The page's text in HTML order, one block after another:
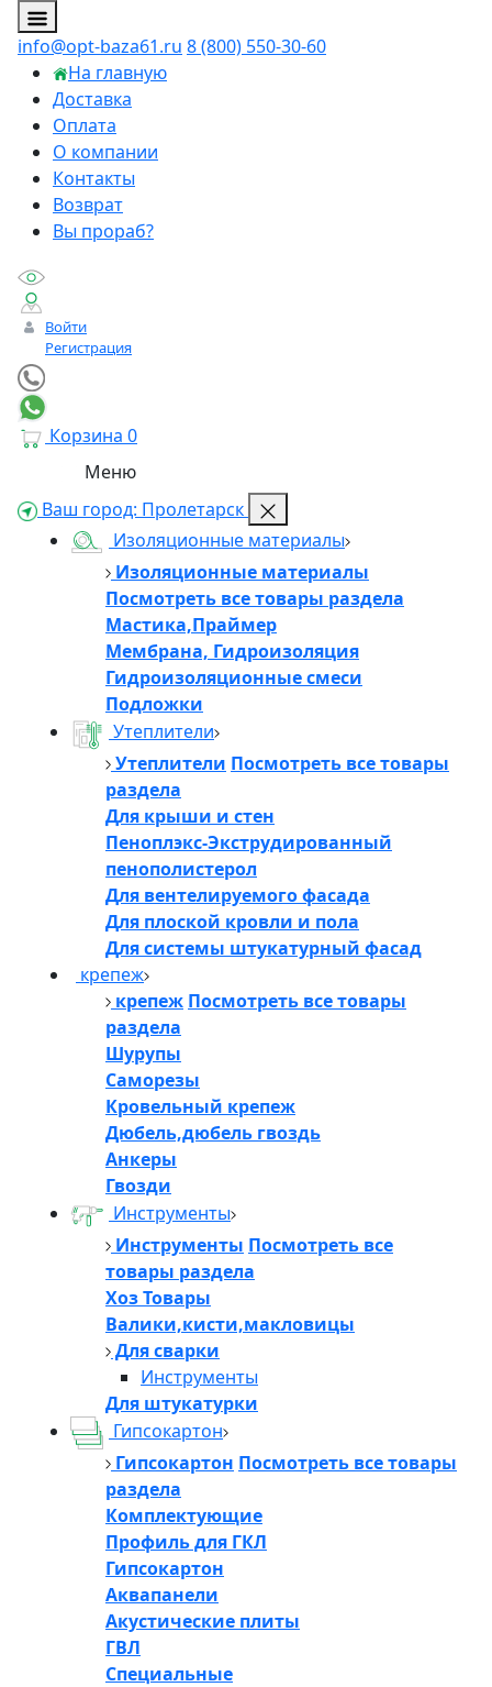
info@opt-baza61.ru 8 (800) 550-30-60
На главную
Доставка
Оплата
О компании
Контакты
Возврат
Вы прораб?
Войти
Регистрация
Корзина 0
Меню
Ваш город: Пролетарск
Изоляционные материалы
Изоляционные материалы
Посмотреть все товары раздела
Мастика,Праймер
Мембрана, Гидроизоляция
Гидроизоляционные смеси
Подложки
Утеплители
Утеплители Посмотреть все товары
раздела
Для крыши и стен
Пеноплэкс-Экструдированный
пенополистерол
Для вентелируемого фасада
Для плоской кровли и пола
Для системы штукатурный фасад
крепеж
крепеж Посмотреть все товары
раздела
Шурупы
Саморезы
Кровельный крепеж
Дюбель,дюбель гвоздь
Анкеры
Гвозди
Инструменты
Инструменты Посмотреть все
товары раздела
Хоз Товары
Валики,кисти,макловицы
Для сварки
Инструменты
Для штукатурки
Гипсокартон
Гипсокартон Посмотреть все товары
раздела
Комплектующие
Профиль для ГКЛ
Гипсокартон
Аквапанели
Акустические плиты
ГВЛ
Специальные